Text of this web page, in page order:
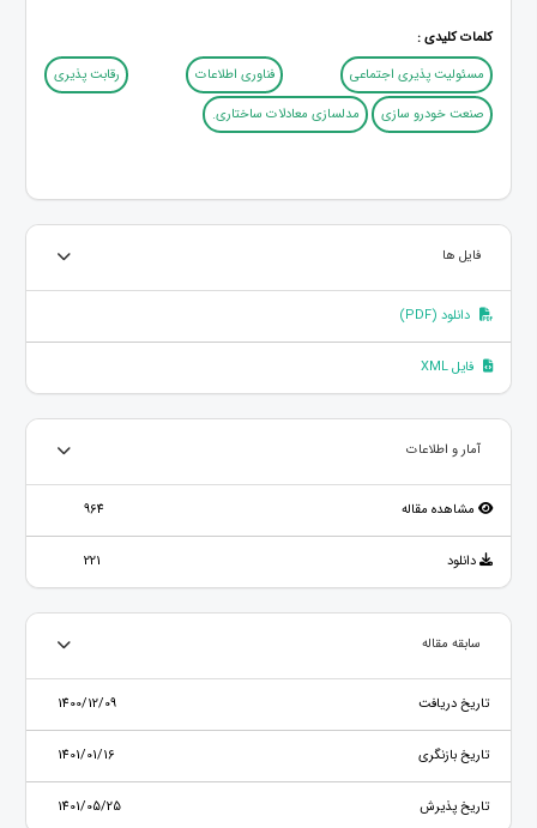
کلمات کلیدی :
مسئولیت پذیری اجتماعی
فناوری اطلاعات
رقابت پذیری
صنعت خودرو سازی
مدلسازی معادلات ساختاری.
فایل ها
دانلود (PDF)
فایل XML
آمار و اطلاعات
مشاهده مقاله 964
دانلود 221
سابقه مقاله
تاریخ دریافت 1400/12/09
تاریخ بازنگری 1401/01/16
تاریخ پذیرش 1401/05/25